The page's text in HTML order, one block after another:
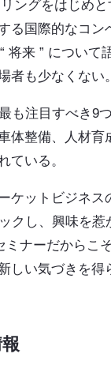
ングをはじめ
る国際的なコ
来 ” について
者も少なくない。
も注目すべき9
体整備、人材育
ている。
ットビジネス
クし、興味を
ナーだからこ
しい気づきを得